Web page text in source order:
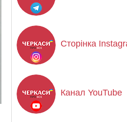
Сторінка
Канал YouTube